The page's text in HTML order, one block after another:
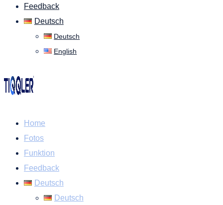
Feedback
Deutsch
Deutsch
English
Home
Fotos
Funktion
Feedback
Deutsch
Deutsch